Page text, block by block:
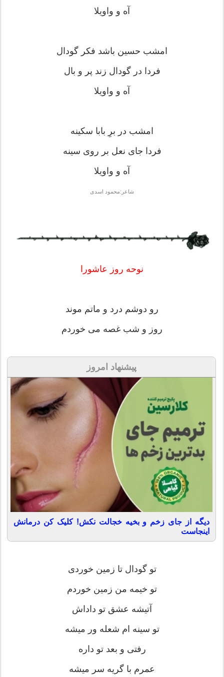
آه و واویلا
امشب حسین باشد فکر گودال
فردا در گودال زند پر و بال
آه و واویلا
امشب در برِ بابا سکینه
فردا جای نعل بر روی سینه
آه و واویلا
شاعر:محمود اسدی
نوحه روز عاشورا
رو دوشم درد و ماتم موند
روز و شب غصه می خوردم
پیشنهاد امروز
دیگه از جای زخم و بخیه خجالت نکش! کلیک کن درمانش
اینجاست
تو گودال تا زمین خوردی
تو خیمه من زمین خوردم
آتیشه عشق تو داداش
تو سینه ام شعله ور میشه
رفتی و بعد تو داره
عمرم با گریه سر میشه